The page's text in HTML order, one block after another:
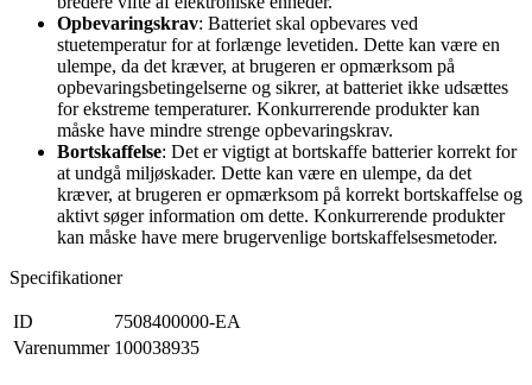
Opbevaringskrav: Batteriet skal opbevares ved
stuetemperatur for at forlænge levetiden. Dette kan være en
ulempe, da det kræver, at brugeren er opmærksom på
opbevaringsbetingelserne og sikrer, at batteriet ikke udsættes
for ekstreme temperaturer. Konkurrerende produkter kan
måske have mindre strenge opbevaringskrav.
Bortskaffelse: Det er vigtigt at bortskaffe batterier korrekt for
at undgå miljøskader. Dette kan være en ulempe, da det
kræver, at brugeren er opmærksom på korrekt bortskaffelse og
aktivt søger information om dette. Konkurrerende produkter
kan måske have mere brugervenlige bortskaffelsesmetoder.
Specifikationer
ID
7508400000-EA
Varenummer 100038935